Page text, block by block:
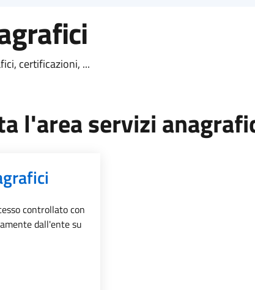
certificazioni, ...
l'area servizi
controllato con
dall'ente su
VISURA DATI ANAGRAFICI